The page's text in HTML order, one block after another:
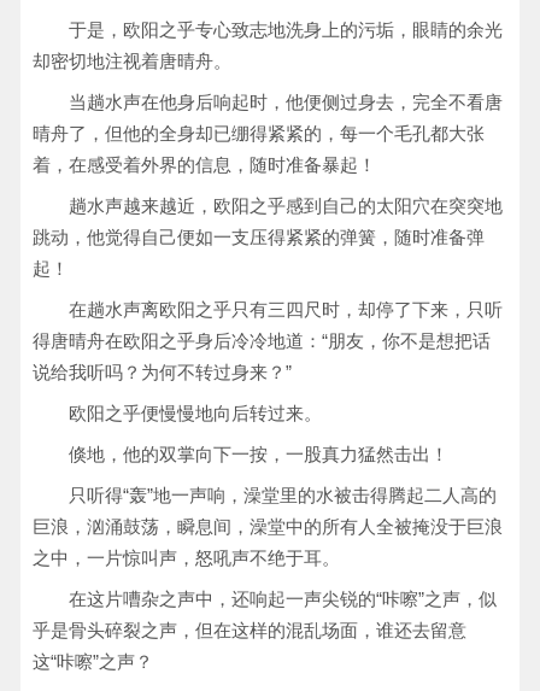
于是，欧阳之乎专心致志地洗身上的污垢，眼睛的余光
却密切地注视着唐晴舟。
当趟水声在他身后响起时，他便侧过身去，完全不看唐
晴舟了，但他的全身却已绷得紧紧的，每一个毛孔都大张
着，在感受着外界的信息，随时准备暴起！
趟水声越来越近，欧阳之乎感到自己的太阳穴在突突地
跳动，他觉得自己便如一支压得紧紧的弹簧，随时准备弹
起！
在趟水声离欧阳之乎只有三四尺时，却停了下来，只听
得唐晴舟在欧阳之乎身后冷冷地道：“朋友，你不是想把话
说给我听吗？为何不转过身来？”
欧阳之乎便慢慢地向后转过来。
倏地，他的双掌向下一按，一股真力猛然击出！
只听得“轰”地一声响，澡堂里的水被击得腾起二人高的
巨浪，汹涌鼓荡，瞬息间，澡堂中的所有人全被掩没于巨浪
之中，一片惊叫声，怒吼声不绝于耳。
在这片嘈杂之声中，还响起一声尖锐的“咔嚓”之声，似
乎是骨头碎裂之声，但在这样的混乱场面，谁还去留意
这“咔嚓”之声？